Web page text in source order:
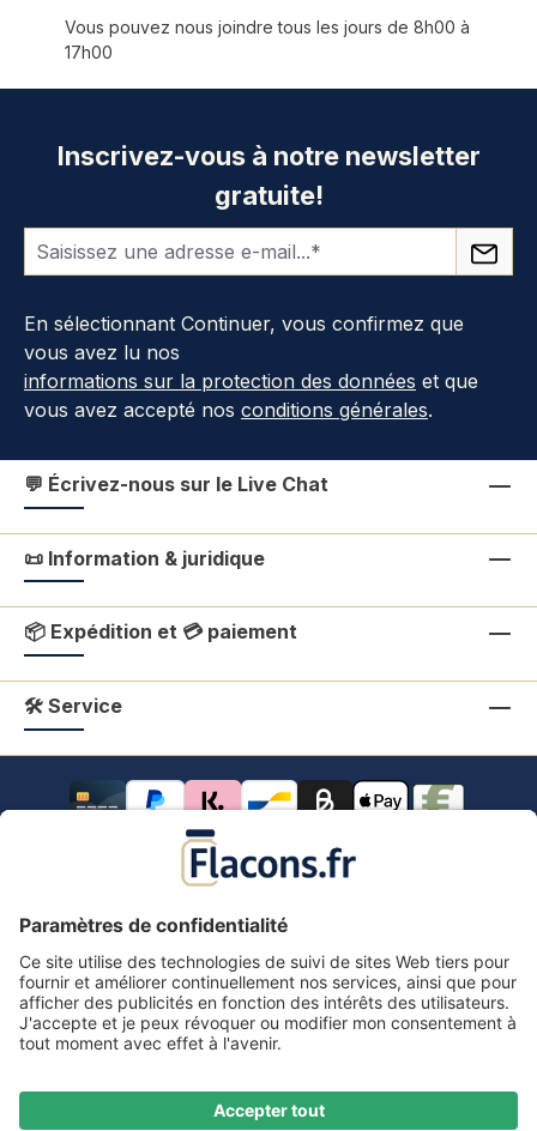
Vous pouvez nous joindre tous les jours de 8h00 à
17h00
Inscrivez-vous à notre newsletter
gratuite!
En sélectionnant Continuer, vous confirmez que
vous avez lu nos
informations sur la protection des données et que
vous avez accepté nos conditions générales.
💬 Écrivez-nous sur le Live Chat
📜 Information & juridique
📦 Expédition et 💳 paiement
🛠 Service
Tous les prix s'entendent TVA comprise.
Tous les prix incluent la TVA, plus les frais d'expédition
et les éventuels frais de livraison, sauf indication
contraire.
Mentions légales